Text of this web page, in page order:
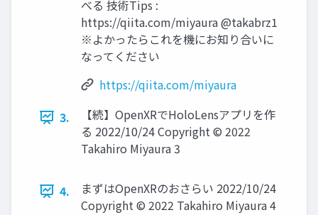
べる 技術Tips :
https://qiita.com/miyaura @takabrz1
※よかったらこれを機にお知り合いに
なってください
https://qiita.com/miyaura
3.
【続】OpenXRでHoloLensアプリを作
る 2022/10/24 Copyright © 2022
Takahiro Miyaura 3
4.
まずはOpenXRのおさらい 2022/10/24
Copyright © 2022 Takahiro Miyaura 4